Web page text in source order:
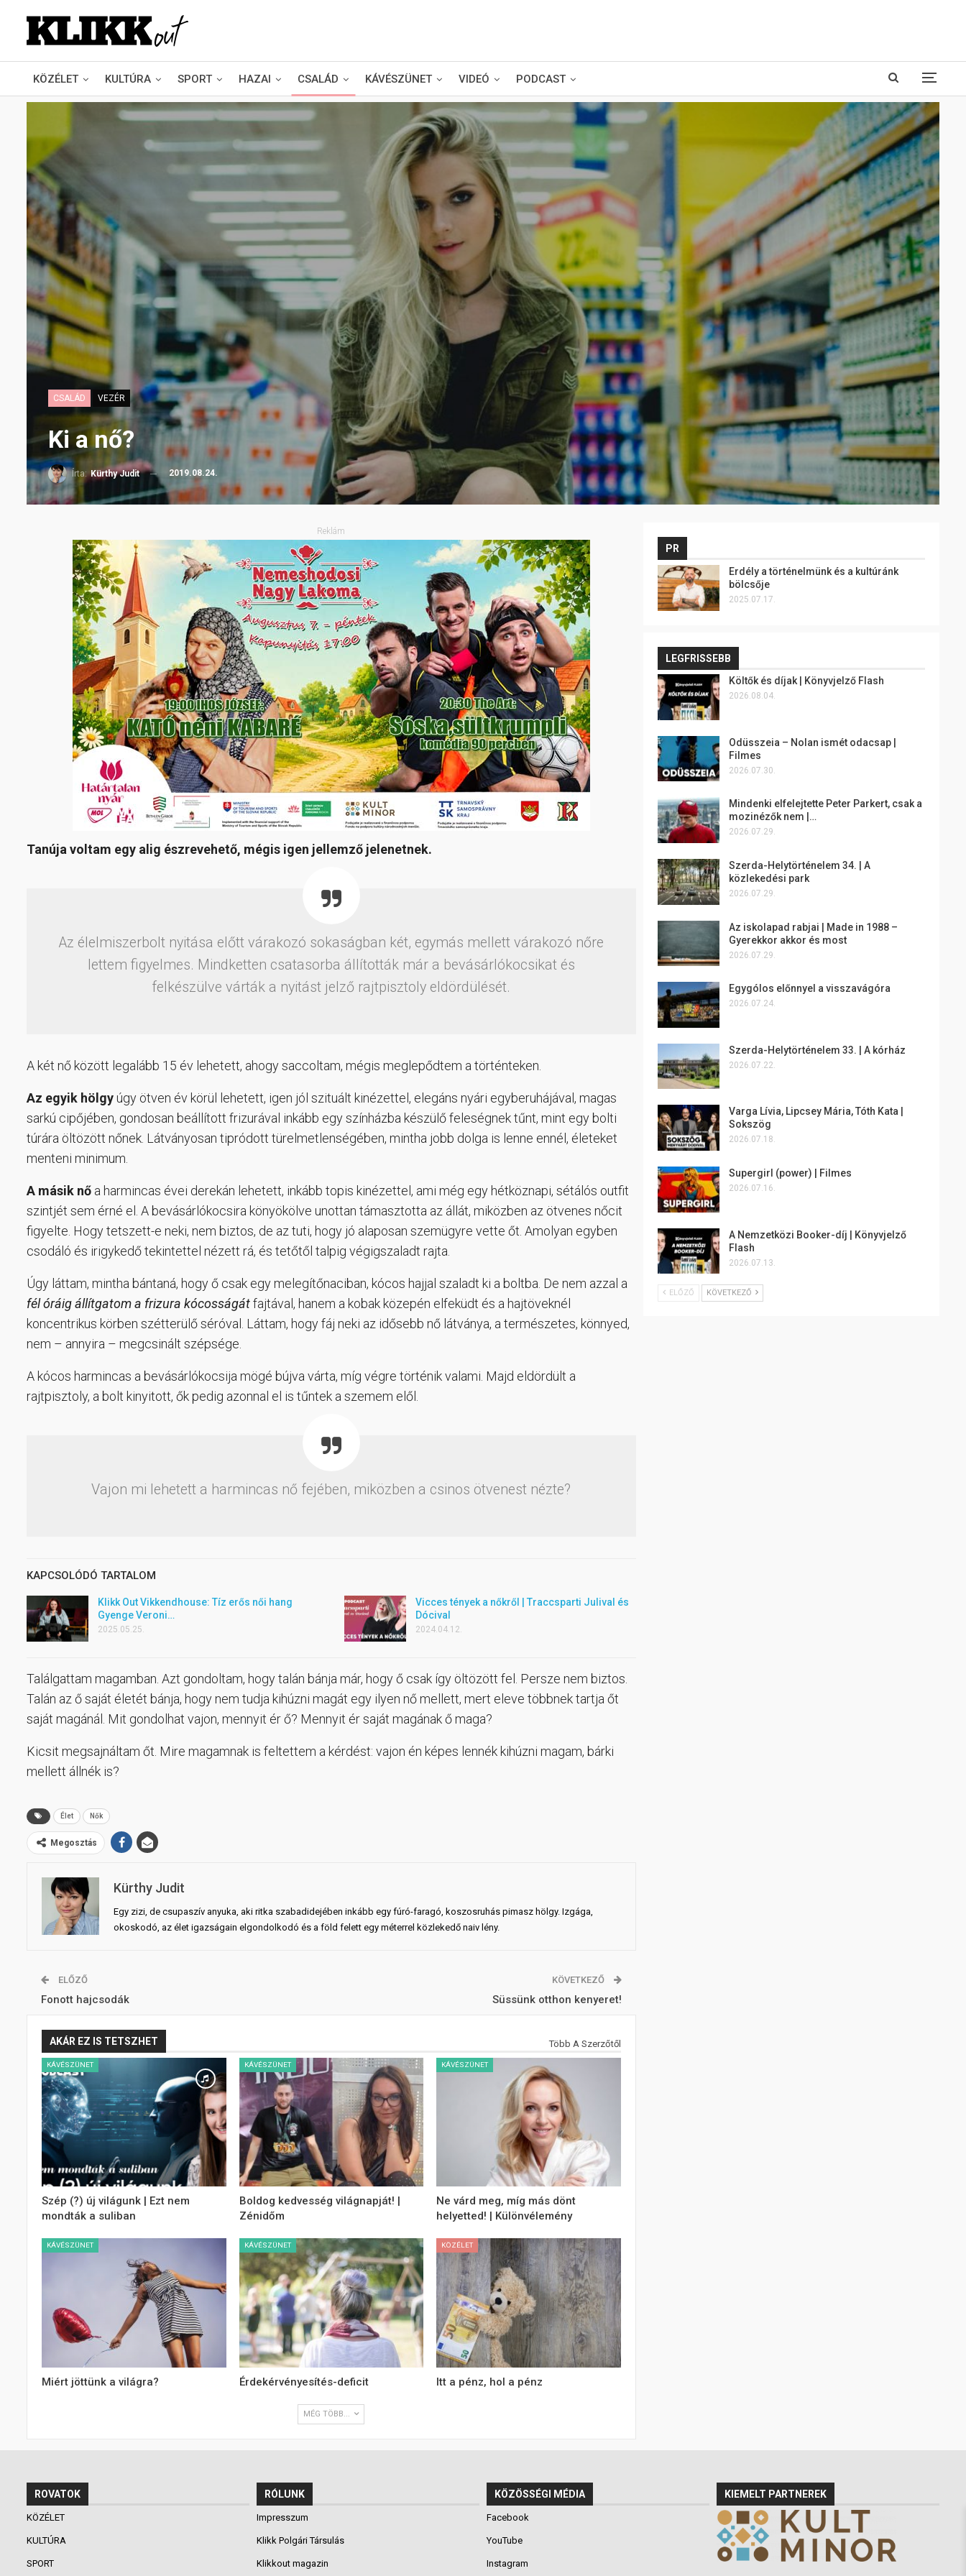
KÖZÉLET KULTÚRA SPORT HAZAI CSALÁD KÁVÉSZÜNET VIDEÓ PODCAST
CSALÁD VEZÉR
Ki a nő?
Írta:Kürthy Judit 2019.08.24.
Reklám
Tanúja voltam egy alig észrevehető, mégis igen jellemző jelenetnek.
Az élelmiszerbolt nyitása előtt várakozó sokaságban két, egymás mellett várakozó nőre
lettem figyelmes. Mindketten csatasorba állították már a bevásárlókocsikat és
felkészülve várták a nyitást jelző rajtpisztoly eldördülését.
A két nő között legalább 15 év lehetett, ahogy saccoltam, mégis meglepődtem a történteken.
Az egyik hölgyúgy ötven év körül lehetett, igen jól szituált kinézettel, elegáns nyári egyberuhájával, magas
sarkú cipőjében, gondosan beállított frizurával inkább egy színházba készülő feleségnek tűnt, mint egy bolti
túrára öltözött nőnek. Látványosan tipródott türelmetlenségében, mintha jobb dolga is lenne ennél, életeket
menteni minimum.
A másik nő a harmincas évei derekán lehetett, inkább topis kinézettel, ami még egy hétköznapi, sétálós outfit
szintjét sem érné el. A bevásárlókocsira könyökölve unottan támasztotta az állát, miközben az ötvenes nőcit
figyelte. Hogy tetszett-e neki, nem biztos, de az tuti, hogy jó alaposan szemügyre vette őt. Amolyan egyben
csodáló és irigykedő tekintettel nézett rá, és tetőtől talpig végigszaladt rajta.
Úgy láttam, mintha bántaná, hogy ő csak egy melegítőnaciban, kócos hajjal szaladt ki a boltba. De nem azzal a
fél óráig állítgatom a frizura kócosságátfajtával, hanem a kobak közepén elfeküdt és a hajtöveknél
koncentrikus körben szétterülő séróval. Láttam, hogy fáj neki az idősebb nő látványa, a természetes, könnyed,
nem – annyira – megcsinált szépsége.
A kócos harmincas a bevásárlókocsija mögé bújva várta, míg végre történik valami. Majd eldördült a
rajtpisztoly, a bolt kinyitott, ők pedig azonnal el is tűntek a szemem elől.
Vajon mi lehetett a harmincas nő fejében, miközben a csinos ötvenest nézte?
KAPCSOLÓDÓ TARTALOM
Klikk Out Vikkendhouse: Tíz erős női hang
Gyenge Veroni…
2025.05.25.
Vicces tények a nőkről | Traccsparti Julival és
Dócival
2024.04.12.
Találgattam magamban. Azt gondoltam, hogy talán bánja már, hogy ő csak így öltözött fel. Persze nem biztos.
Talán az ő saját életét bánja, hogy nem tudja kihúzni magát egy ilyen nő mellett, mert eleve többnek tartja őt
saját magánál. Mit gondolhat vajon, mennyit ér ő? Mennyit ér saját magának ő maga?
Kicsit megsajnáltam őt. Mire magamnak is feltettem a kérdést: vajon én képes lennék kihúzni magam, bárki
mellett állnék is?
Élet Nők
Megosztás
Kürthy Judit
Egy zizi, de csupaszív anyuka, aki ritka szabadidejében inkább egy fúró-faragó, koszosruhás pimasz hölgy. Izgága,
okoskodó, az élet igazságain elgondolkodó és a föld felett egy méterrel közlekedő naiv lény.
ELŐZŐ
Fonott hajcsodák
KÖVETKEZŐ
Süssünk otthon kenyeret!
AKÁR EZ IS TETSZHET Több A Szerzőtől
KÁVÉSZÜNET
Szép (?) új világunk | Ezt nem
mondták a suliban
KÁVÉSZÜNET
Boldog kedvesség világnapját! |
Zénidőm
KÁVÉSZÜNET
Ne várd meg, míg más dönt
helyetted! | Különvélemény
KÁVÉSZÜNET
Miért jöttünk a világra?
KÁVÉSZÜNET
Érdekérvényesítés-deficit
KÖZÉLET
Itt a pénz, hol a pénz
MÉG TÖBB...
PR
Erdély a történelmünk és a kultúránk
bölcsője
2025.07.17.
LEGFRISSEBB
Költők és díjak | Könyvjelző Flash
2026.08.04.
Odüsszeia – Nolan ismét odacsap |
Filmes
2026.07.30.
Mindenki elfelejtette Peter Parkert, csak a
mozinézők nem |…
2026.07.29.
Szerda-Helytörténelem 34. | A
közlekedési park
2026.07.29.
Az iskolapad rabjai | Made in 1988 –
Gyerekkor akkor és most
2026.07.29.
Egygólos előnnyel a visszavágóra
2026.07.24.
Szerda-Helytörténelem 33. | A kórház
2026.07.22.
Varga Lívia, Lipcsey Mária, Tóth Kata |
Sokszög
2026.07.18.
Supergirl (power) | Filmes
2026.07.16.
A Nemzetközi Booker-díj | Könyvjelző
Flash
2026.07.13.
ELŐZŐ KÖVETKEZŐ
ROVATOK
KÖZÉLET
KULTÚRA
SPORT
RÓLUNK
Impresszum
Klikk Polgári Társulás
Klikkout magazin
KÖZÖSSÉGI MÉDIA
Facebook
YouTube
Instagram
KIEMELT PARTNEREK